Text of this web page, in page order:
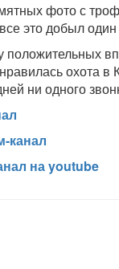
фото с
это добыл
положительных
охота в
ни одного
канал
на youtube